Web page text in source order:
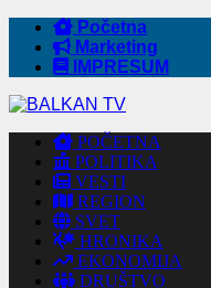
Početna
Marketing
IMPRESUM
POČETNA
POLITIKA
VESTI
REGION
SVET
HRONIKA
EKONOMIJA
DRUŠTVO